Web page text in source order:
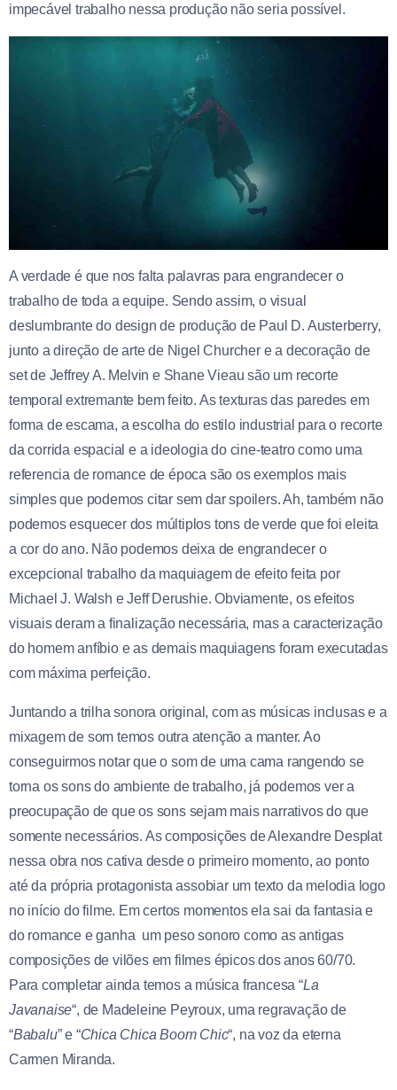
impecável trabalho nessa produção não seria possível.
A verdade é que nos falta palavras para engrandecer o
trabalho de toda a equipe. Sendo assim, o visual
deslumbrante do design de produção de Paul D. Austerberry,
junto a direção de arte de Nigel Churcher e a decoração de
set de Jeffrey A. Melvin e Shane Vieau são um recorte
temporal extremante bem feito. As texturas das paredes em
forma de escama, a escolha do estilo industrial para o recorte
da corrida espacial e a ideologia do cine-teatro como uma
referencia de romance de época são os exemplos mais
simples que podemos citar sem dar spoilers. Ah, também não
podemos esquecer dos múltiplos tons de verde que foi eleita
a cor do ano. Não podemos deixa de engrandecer o
excepcional trabalho da maquiagem de efeito feita por
Michael J. Walsh e Jeff Derushie. Obviamente, os efeitos
visuais deram a finalização necessária, mas a caracterização
do homem anfíbio e as demais maquiagens foram executadas
com máxima perfeição.
Juntando a trilha sonora original, com as músicas inclusas e a
mixagem de som temos outra atenção a manter. Ao
conseguirmos notar que o som de uma cama rangendo se
torna os sons do ambiente de trabalho, já podemos ver a
preocupação de que os sons sejam mais narrativos do que
somente necessários. As composições de Alexandre Desplat
nessa obra nos cativa desde o primeiro momento, ao ponto
até da própria protagonista assobiar um texto da melodia logo
no início do filme. Em certos momentos ela sai da fantasia e
do romance e ganha um peso sonoro como as antigas
composições de vilões em filmes épicos dos anos 60/70.
Para completar ainda temos a música francesa “La
Javanaise“, de Madeleine Peyroux, uma regravação de
“Babalu” e “Chica Chica Boom Chic“, na voz da eterna
Carmen Miranda.